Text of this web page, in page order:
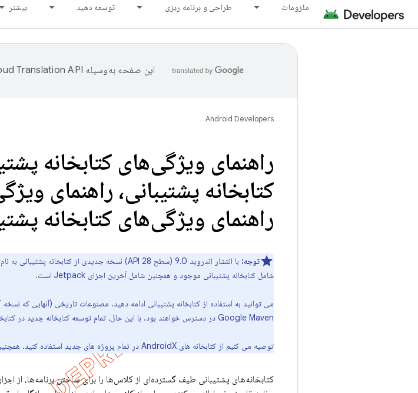
ملزومات طراحی و برنامه ریزی توسعه دهید بیشتر
این صفحه به‌وسیله
Android Developers
راهنمای ویژگی‌های کتابخانه
کتابخانه پشتیبانی، راهنمای
راهنمای ویژگی‌های کتابخانه
توجه: با انتشار اندروید 9.0 (سطح API 28) نسخه جدیدی از کتابخانه پشتیبانی به نام
شامل کتابخانه پشتیبانی موجود و همچنین شامل آخرین اجزای Jetpack است.
می توانید به استفاده از کتابخانه پشتیبانی ادامه دهید. مصنوعات تاریخی (آنهایی که نسخه 27 و قبل از آن منتشر شده اند و به عنوان
Google Maven در دسترس خواهند بود. با این حال، تمام توسعه کتابخانه جدید در کتابخانه
توصیه می کنیم از کتابخانه های AndroidX در تمام پروژه های جدید استفاده کنید. همچنین باید پروژه های موجود را به AndroidX
کتابخانه‌های پشتیبانی طیف گسترده‌ای از کلاس‌ها را برای ساختن برنامه‌ها، از